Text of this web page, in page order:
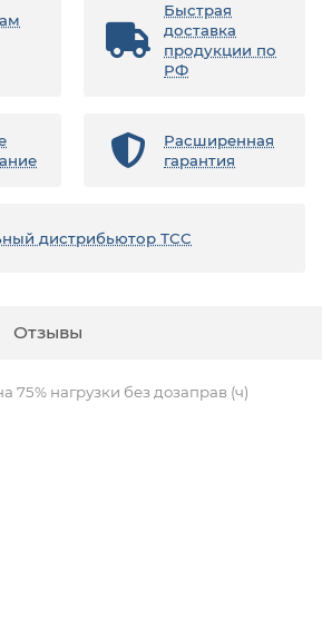
Быстрая
доставка
продукции по
РФ
Расширенная
гарантия
дистрибьютор ТСС
Отзывы
75% нагрузки без дозаправ (ч)